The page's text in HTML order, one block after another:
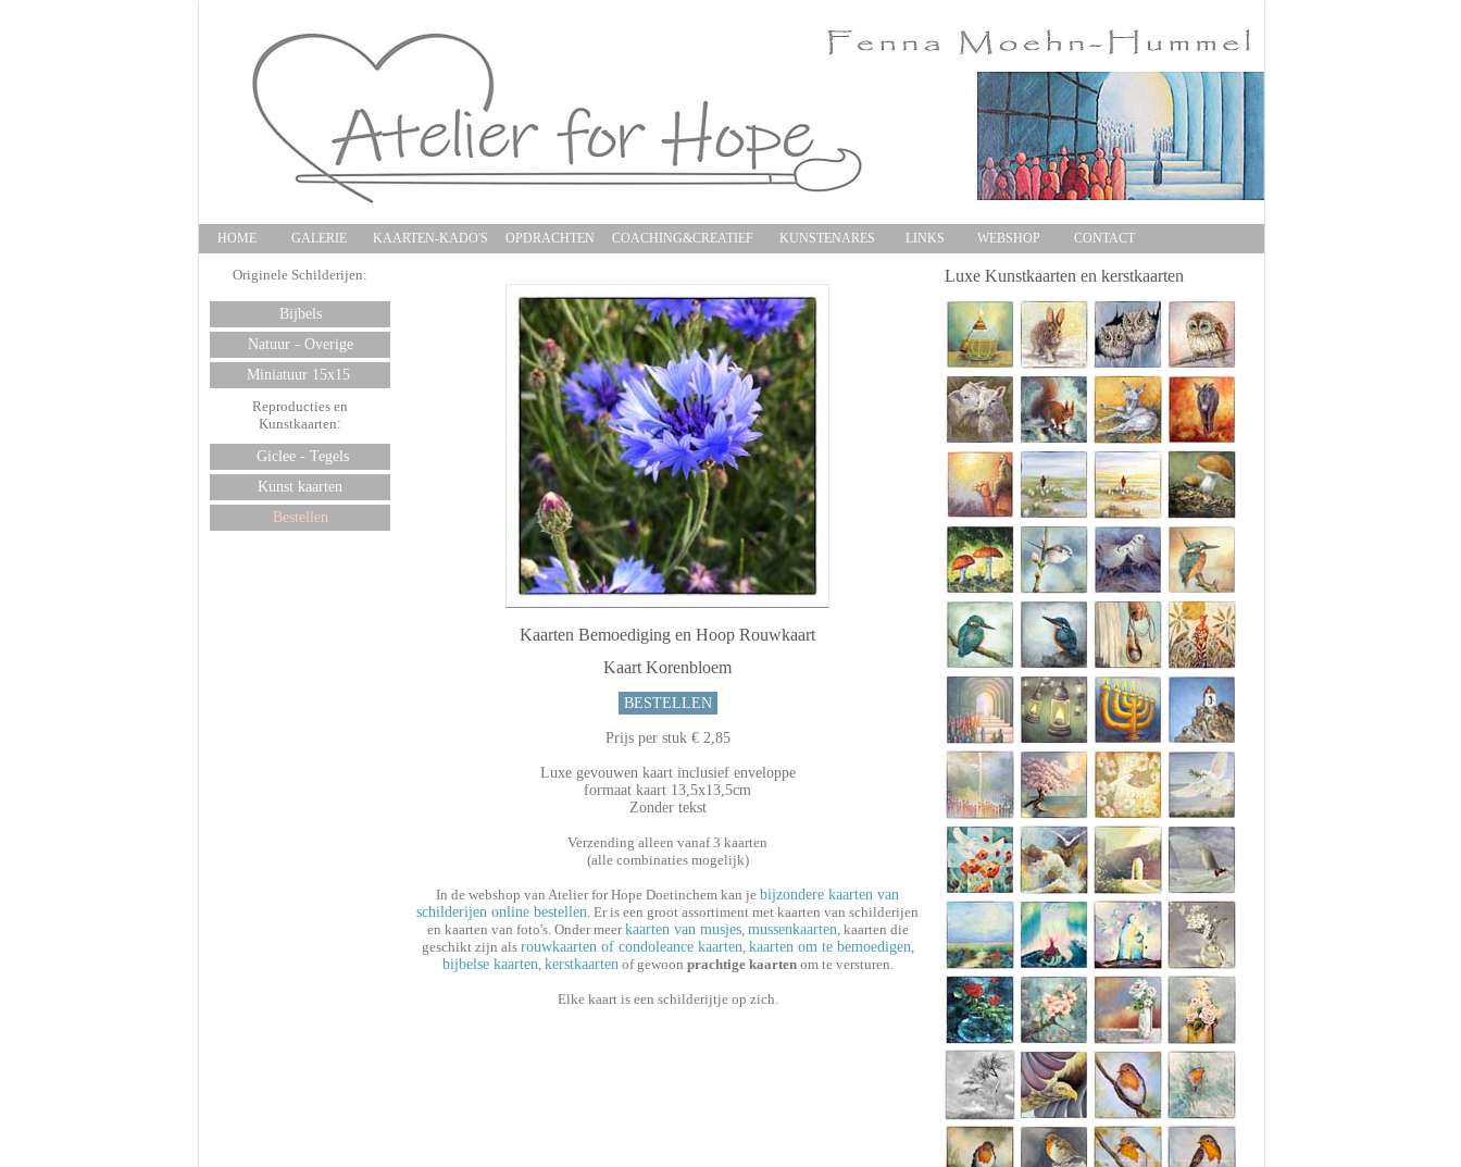
HOME GALERIE KAARTEN-KADO'S OPDRACHTEN COACHING&CREATIEF KUNSTENARES LINKS WEBSHOP CONTACT
Originele Schilderijen:
Bijbels
Natuur - Overige
Miniatuur 15x15
Reproducties en
Kunstkaarten:
Giclee - Tegels
Kunst kaarten
Bestellen
Kaarten Bemoediging en Hoop Rouwkaart
Kaart Korenbloem
BESTELLEN
Prijs per stuk € 2,85
Luxe gevouwen kaart inclusief enveloppe
formaat kaart 13,5x13,5cm
Zonder tekst
Verzending alleen vanaf 3 kaarten
(alle combinaties mogelijk)
In de webshop van Atelier for Hope Doetinchem kan jebijzondere kaarten van
schilderijen online bestellen. Er is een groot assortiment met kaarten van schilderijen
en kaarten van foto's. Onder meerkaarten van musjes, mussenkaarten, kaarten die
geschikt zijn als rouwkaarten of condoleance kaarten, kaarten om te bemoedigen,
bijbelse kaarten, kerstkaartenof gewoon prachtige kaartenom te versturen.
Elke kaart is een schilderijtje op zich.
Luxe Kunstkaarten en kerstkaarten